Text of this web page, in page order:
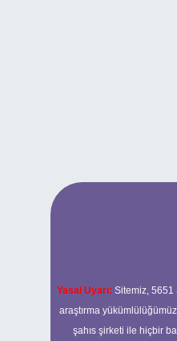
Yasal Uyarı: Sitemiz, 5651
araştırma
şahıs şirketi ile hiçbir